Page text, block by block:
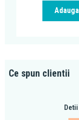
Ce spun clientii